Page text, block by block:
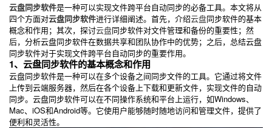
云盘同步软件是一种可以实现文件跨平台自动同步的必备工具。本文将从
四个方面对云盘同步软件进行详细阐述。首先，介绍云盘同步软件的基本
概念和作用；其次，探讨云盘同步软件对文件管理和备份的重要性；然
后，分析云盘同步软件在数据共享和团队协作中的优势；之后，总结云盘
同步软件对于实现文件跨平台自动同步的重要作用。
1、云盘同步软件的基本概念和作用
云盘同步软件是一种可以在多个设备之间同步文件的工具。它通过将文件
上传到云端服务器，然后在各个设备上下载和更新文件，实现文件的自动
同步。云盘同步软件可以在不同操作系统和平台上运行，如Windows、
Mac、iOS和Android等。它使用户能够随时随地访问和管理文件，提供了
便利和灵活性。